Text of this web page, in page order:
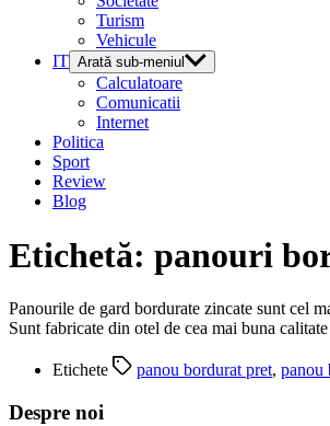
Turism
Vehicule
IT Arată sub-meniul
Calculatoare
Comunicatii
Internet
Politica
Sport
Review
Blog
Etichetă: panouri
Panourile de gard bordurate zincate sunt cel
Sunt fabricate din otel de cea mai buna
Etichete panou bordurat pret, panou
Despre noi